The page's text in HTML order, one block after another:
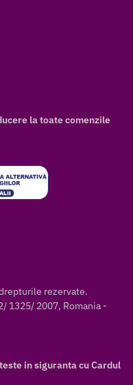
la toate comenzile
rezervate.
1325/ 2007, Romania -
in siguranta cu Cardul